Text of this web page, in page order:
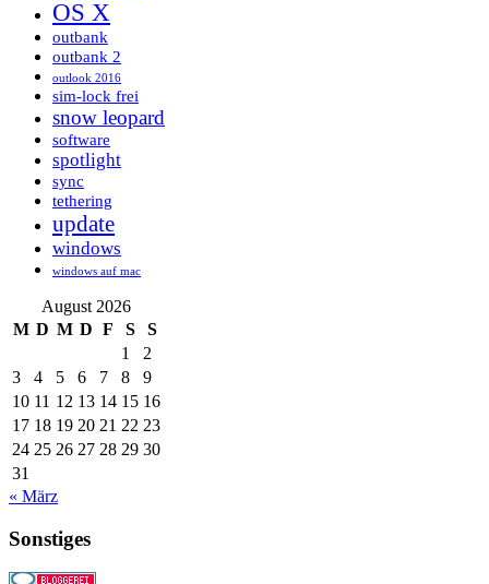
OS X
outbank
outbank 2
outlook 2016
sim-lock frei
snow leopard
software
spotlight
sync
tethering
update
windows
windows auf mac
August 2026
M D M D F S
S
1
2
3
4 5 6 7 8
9
10 11 12 13 14 15 16
17 18 19 20 21 22 23
24 25 26 27 28 29 30
31
« März
Sonstiges